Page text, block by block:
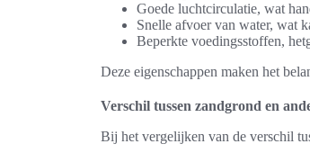
Goede luchtcirculatie, wat
Snelle afvoer van water, wat
Beperkte voedingsstoffen,
Deze eigenschappen maken het
Verschil tussen zandgrond en
Bij het vergelijken van de verschil